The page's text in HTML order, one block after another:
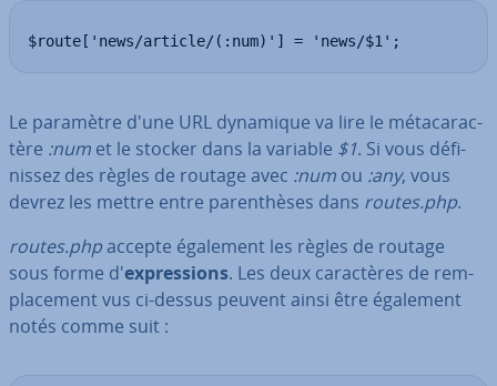
$route['news/article/(:num)'] = 'news/$1';
Le paramètre d'une URL dynamique va lire le mé­ta­ca­rac­
tère :num et le stocker dans la variable $1. Si vous dé­fi­
nis­sez des règles de routage avec :num ou :any, vous
devrez les mettre entre pa­ren­thèses dans routes.php.
routes.phpaccepte également les règles de routage
sous forme d'ex­pres­sions. Les deux ca­rac­tères de rem­
pla­ce­ment vus ci-dessus peuvent ainsi être également
notés comme suit :